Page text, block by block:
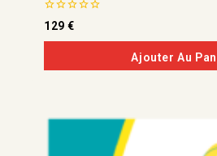
0
de
5
129€
Ajouter Au